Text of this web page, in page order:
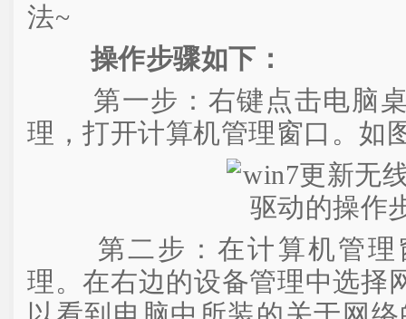
法~
操作步骤如下：
第一步：右键点击电脑桌
理，打开计算机管理窗口。如
第二步：在计算机管理
理。在右边的设备管理中选择